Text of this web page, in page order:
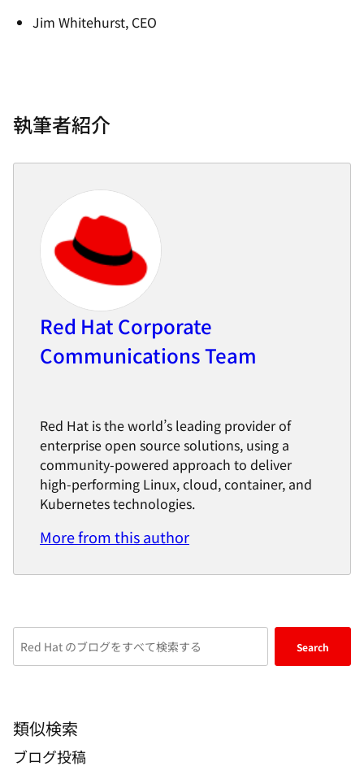
Jim Whitehurst, CEO
執筆者紹介
Red Hat Corporate
Communications Team
Red Hat is the world’s leading provider of
enterprise open source solutions, using a
community-powered approach to deliver
high-performing Linux, cloud, container, and
Kubernetes technologies.
More from this author
keywords
search
blogs
Search
類似検索
ブログ投稿